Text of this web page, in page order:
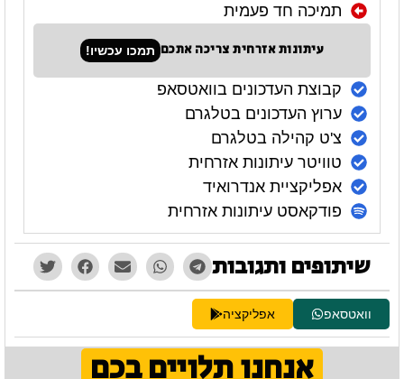
תמיכה חד פעמית
עיתונות אזרחית צריכה אתכם תמכו עכשיו!
קבוצת העדכונים בוואטסאפ
ערוץ העדכונים בטלגרם
צ'ט קהילה בטלגרם
טוויטר עיתונות אזרחית
אפליקציית אנדרואיד
פודקאסט עיתונות אזרחית
שיתופים ותגובות
וואטסאפ אפליקציה
אנחנו תלויים בכם